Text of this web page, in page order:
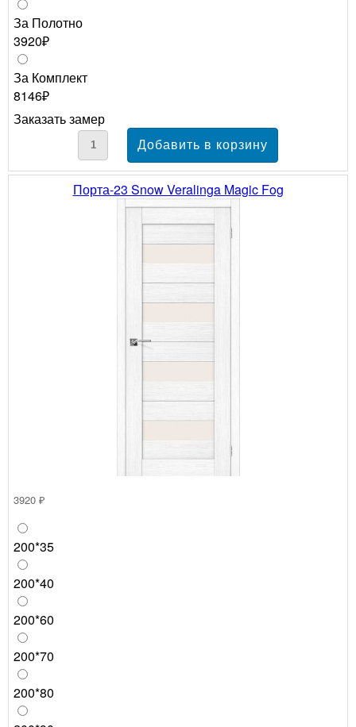
За Полотно
3920₽
За Комплект
8146₽
Заказать замер
Порта-23 Snow Veralinga Magic Fog
3920 ₽
200*35
200*40
200*60
200*70
200*80